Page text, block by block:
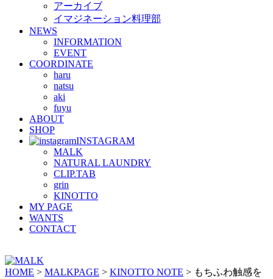
アーカイブ
イマジネーション料理部
NEWS
INFORMATION
EVENT
COORDINATE
haru
natsu
aki
fuyu
ABOUT
SHOP
INSTAGRAM
MALK
NATURAL LAUNDRY
CLIP.TAB
grin
KINOTTO
MY PAGE
WANTS
CONTACT
HOME > MALKPAGE > KINOTTO NOTE > もちふわ触感を